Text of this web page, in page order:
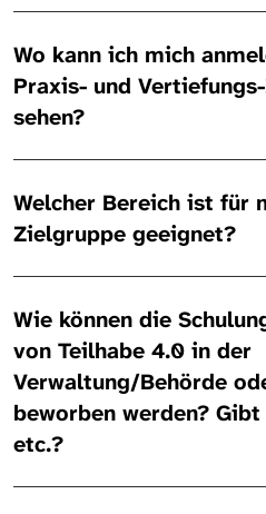
Wo kann ich mich
Praxis- und
sehen?
Welcher Bereich ist für
Zielgruppe geeignet?
Wie können die
von Teilhabe 4.0 in der
Verwaltung/Behörde
beworben werden?
etc.?